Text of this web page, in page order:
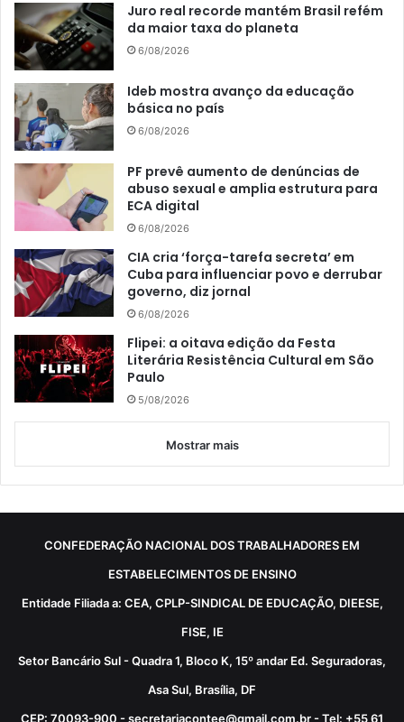
Juro real recorde mantém Brasil refém
da maior taxa do planeta
6/08/2026
Ideb mostra avanço da educação
básica no país
6/08/2026
PF prevê aumento de denúncias de
abuso sexual e amplia estrutura para
ECA digital
6/08/2026
CIA cria ‘força-tarefa secreta’ em
Cuba para influenciar povo e derrubar
governo, diz jornal
6/08/2026
Flipei: a oitava edição da Festa
Literária Resistência Cultural em São
Paulo
5/08/2026
Mostrar mais
CONFEDERAÇÃO NACIONAL DOS TRABALHADORES EM
ESTABELECIMENTOS DE ENSINO
Entidade Filiada a: CEA, CPLP-SINDICAL DE EDUCAÇÃO, DIEESE,
FISE, IE
Setor Bancário Sul - Quadra 1, Bloco K, 15º andar Ed. Seguradoras,
Asa Sul, Brasília, DF
CEP: 70093-900 - secretariacontee@gmail.com.br - Tel: +55 61